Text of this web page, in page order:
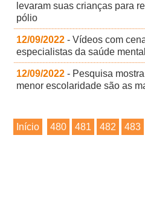
levaram suas crianças para
pólio
12/09/2022 - Vídeos com
especialistas da saúde mental
12/09/2022 - Pesquisa
menor escolaridade são as
Início 480 481 482 483